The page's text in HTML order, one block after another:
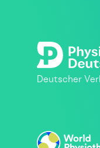
Deutscher